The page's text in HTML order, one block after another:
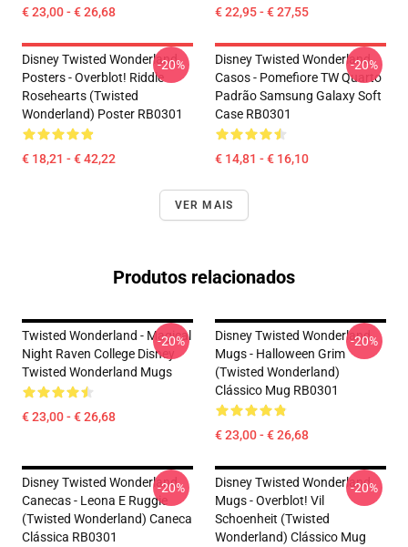
€ 23,00 - € 26,68 € 22,95 - € 27,55
Disney Twisted Wonderland
Posters - Overblot! Riddle
Rosehearts (Twisted
Wonderland) Poster RB0301
€ 18,21 - € 42,22
-20%
Disney Twisted Wonderland
Casos - Pomefiore TW Quarto
Padrão Samsung Galaxy Soft
Case RB0301
€ 14,81 - € 16,10
-20%
VER MAIS
Produtos relacionados
Twisted Wonderland - Magical
Night Raven College Disney
Twisted Wonderland Mugs
€ 23,00 - € 26,68
-20%
Disney Twisted Wonderland
Mugs - Halloween Grim
(Twisted Wonderland)
Clássico Mug RB0301
€ 23,00 - € 26,68
-20%
Disney Twisted Wonderland
Canecas - Leona E Ruggie
(Twisted Wonderland) Caneca
Clássica RB0301
-20%
Disney Twisted Wonderland
Mugs - Overblot! Vil
Schoenheit (Twisted
Wonderland) Clássico Mug
-20%